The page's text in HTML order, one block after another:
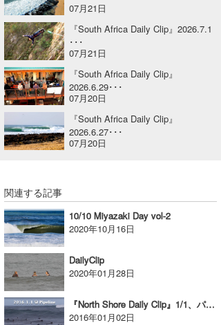
07月21日
『South Africa Daily Clip』2026.7.1
･･･
07月21日
『South Africa Daily Clip』
2026.6.29･･･
07月20日
『South Africa Daily Clip』
2026.6.27･･･
07月20日
関連する記事
10/10 Miyazaki Day vol-2
2020年10月16日
DailyClip
2020年01月28日
『North Shore Daily Clip』1/1、パイプラインセッション
2016年01月02日
NOBUFUKU
大野”MAR”修聖
喜納海人
G◎Da
H
KID
KOBU
KY
mitz
OYZ
S.K
Soulman
VAGY